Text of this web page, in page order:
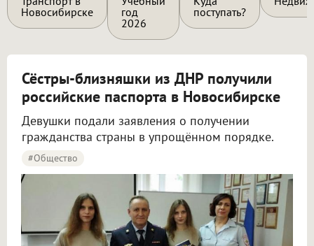
Новосибирске
год
2026
поступать?
Сёстры-близняшки из ДНР получили
российские паспорта в Новосибирске
Девушки подали заявления о получении
гражданства страны в упрощённом порядке.
#Общество